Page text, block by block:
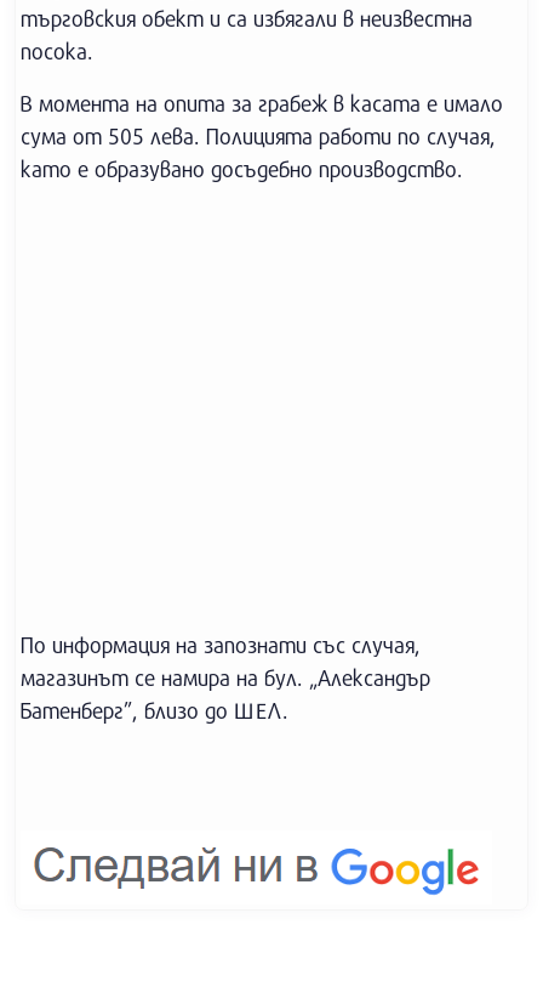
търговския обект и са избягали в неизвестна
посока.
В момента на опита за грабеж в касата е имало
сума от 505 лева. Полицията работи по случая,
като е образувано досъдебно производство.
По информация на запознати със случая,
магазинът се намира на бул. „Александър
Батенберг”, близо до ШЕЛ.